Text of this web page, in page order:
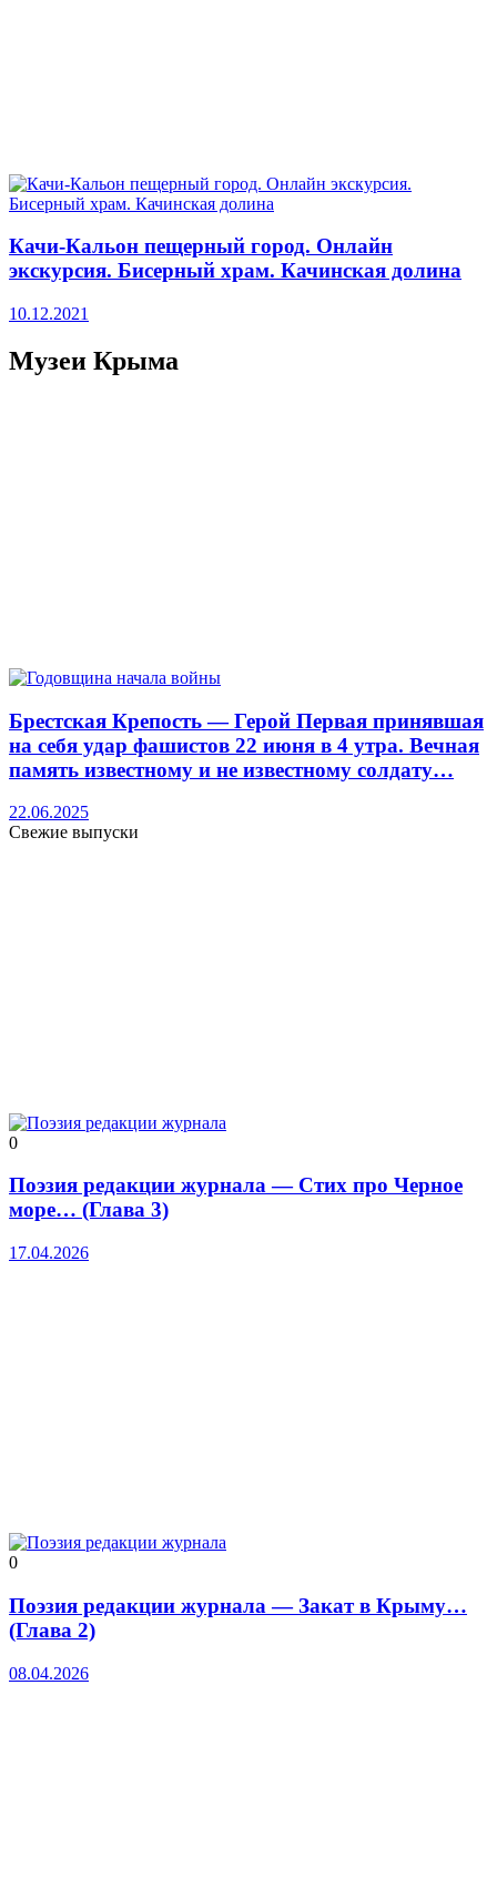
Качи-Кальон пещерный город. Онлайн
экскурсия. Бисерный храм. Качинская долина
10.12.2021
Музеи Крыма
Брестская Крепость — Герой Первая принявшая
на себя удар фашистов 22 июня в 4 утра. Вечная
память известному и не известному солдату…
22.06.2025
Свежие выпуски
0
Поэзия редакции журнала — Стих про Черное
море… (Глава 3)
17.04.2026
0
Поэзия редакции журнала — Закат в Крыму…
(Глава 2)
08.04.2026